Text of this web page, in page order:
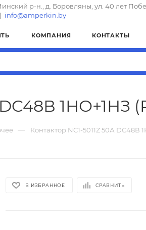
р-н., д. Боровляны, ул. 40 лет
info@amperkin.by
КОМПАНИЯ КОНТАКТЫ
1НО+1НЗ
— Контактор NC1-5011Z 50А DC48В
В ИЗБРАННОЕ СРАВНИТЬ